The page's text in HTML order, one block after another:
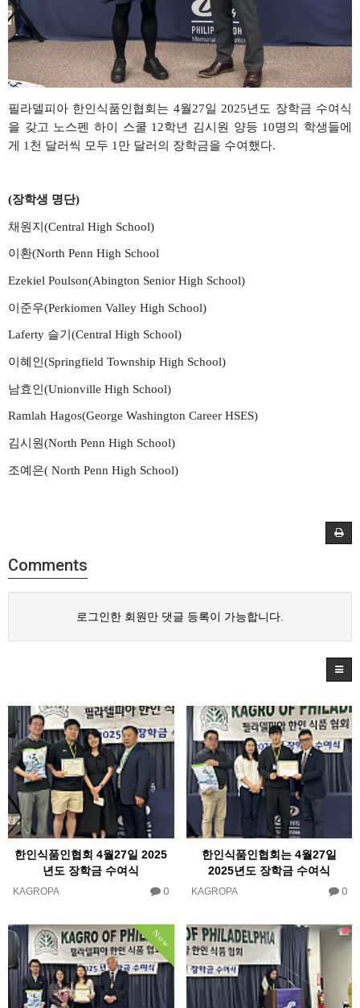
필라델피아 한인식품인협회는 4월27일 2025년도 장학금 수여식
을 갖고 노스펜 하이 스쿨 12학년 김시원 양등 10명의
학생들에
게
1 천 달러씩 모두 1 만 달러의 장학금을 수여했다.
(장학생 명단)
채원지 (Central High School)
이환(North Penn High School
Ezekiel Poulson(Abington Senior High School)
이준우(Perkiomen Valley High School)
Laferty 슬기 (Central High School)
이혜인 (Springfield Township High School)
남효인 (Unionville High School)
Ramlah Hagos(George Washington Career HSES)
김시원(North Penn High School)
조예은( North Penn High School)
Comments
로그인한 회원만 댓글 등록이 가능합니다.
한인식품인협회 4월27일 2025
년도 장학금 수여식
KAGROPA 0
한인식품인협회는 4월27일
2025년도 장학금 수여식
KAGROPA 0
Now